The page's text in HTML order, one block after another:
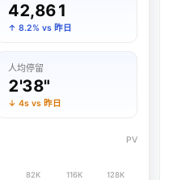
42,861
↑ 8.2% vs 昨日
人均停留
2'38"
↓ 4s vs 昨日
PV
82K
116K
128K